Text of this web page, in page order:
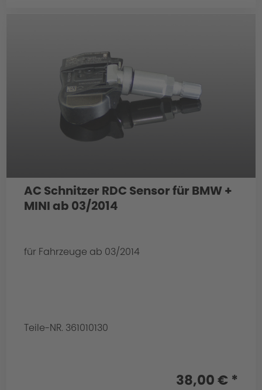
AC Schnitzer RDC Sensor für BMW +
MINI ab 03/2014
für Fahrzeuge ab 03/2014
Teile-NR. 361010130
38,00 € *